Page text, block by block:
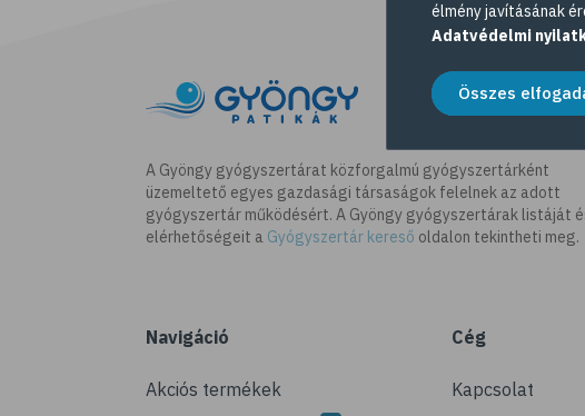
A Gyöngy gyógyszertárat közforgalmú gyógyszertárként
üzemeltető egyes gazdasági társaságok felelnek az adott
gyógyszertár működésért. A Gyöngy gyógyszertárak listáját
elérhetőségeit a Gyógyszertár kereső oldalon tekintheti meg.
Navigáció
Akciós termékek
Cég
Kapcsolat
élmény javításának
Adatvédelmi
Összes